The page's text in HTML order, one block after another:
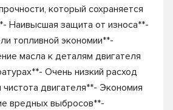
который сохраняется
Наивысшая защита от износа**-
топливной экономии**-
масла к деталям двигателя
Очень низкий расход
двигателя**- Экономия
вредных выбросов**-